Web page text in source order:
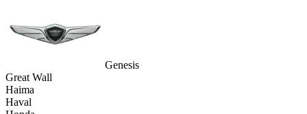
Genesis
Great Wall
Haima
Haval